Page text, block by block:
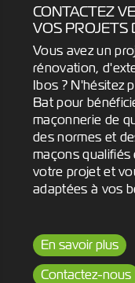
CONTACTEZ
VOS PROJETS
Vous avez un
rénovation,
Ibos ? N'hésitez
Bat pour
maçonnerie de
des normes et
maçons
votre projet et
adaptées à vos
En savoir plus
Contactez-nous